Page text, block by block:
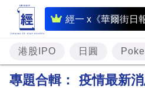
經一 x《華爾街日
即
時
財
經
港股IPO 日圓
專題合輯： 疫情最新